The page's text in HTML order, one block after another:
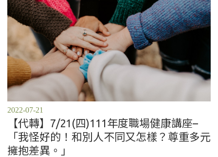
2022-07-21
【代轉】7/21(四)111年度職場健康講座–
「我怪好的！和別人不同又怎樣？尊重多元
擁抱差異。」